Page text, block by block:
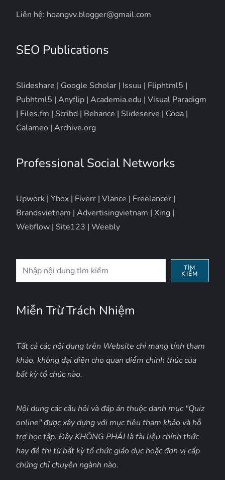
Liên hệ: hoangvv.blogger@gmail.com
SEO Publications
Slideshare | Google Scholar | Issuu | Fliphtml5 |
Pubhtml5 |Anyflip |Academia.edu |Visual Paradigm
| Files.fm | Scribd | Behance | Slideserve | Coda |
Calameo |Archive.org
Professional Social Networks
Upwork |Ybox | Fiverr |Vlance | Freelancer |
Brandsvietnam |Advertisingvietnam |Xing |
Webflow | Site123 |Weebly
Tìm
kiếm
TÌM
KIẾM
Miễn Trừ Trách Nhiệm
Tất cả các nội dung trên Website chỉ mang tính tham
khảo, không đại diện cho quan điểm chính thức của
bất kỳ tổ chức nào.
Nội dung các câu hỏi và đáp án thuộc danh mục "Quiz
online" được xây dựng với mục tiêu tham khảo và hỗ
trợ học tập. Đây KHÔNG PHẢI là tài liệu chính thức
hay đề thi từ bất kỳ tổ chức giáo dục hoặc đơn vị cấp
chứng chỉ chuyên ngành nào.